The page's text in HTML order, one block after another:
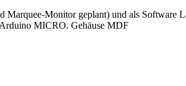
Monitor geplant) und als Software
MICRO. Gehäuse MDF